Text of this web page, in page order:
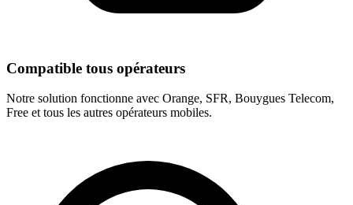
Compatible tous opérateurs
Notre solution fonctionne avec Orange, SFR, Bouygues Telecom,
Free et tous les autres opérateurs mobiles.